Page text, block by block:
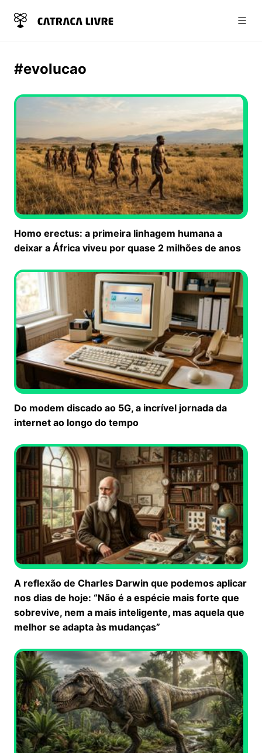
#evolucao
Homo erectus: a primeira linhagem humana a
deixar a África viveu por quase 2 milhões de anos
Do modem discado ao 5G, a incrível jornada da
internet ao longo do tempo
A reflexão de Charles Darwin que podemos aplicar
nos dias de hoje: “Não é a espécie mais forte que
sobrevive, nem a mais inteligente, mas aquela que
melhor se adapta às mudanças”